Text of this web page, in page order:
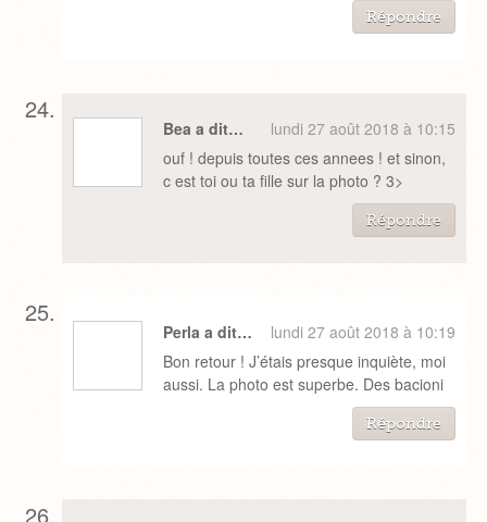
Répondre
Bea a dit…
lundi 27 août 2018 à 10:15
ouf ! depuis toutes ces annees ! et sinon,
c est toi ou ta fille sur la photo ? 3>
Répondre
Perla a dit…
lundi 27 août 2018 à 10:19
Bon retour ! J’étais presque inquiète, moi
aussi. La photo est superbe. Des bacioni
Répondre